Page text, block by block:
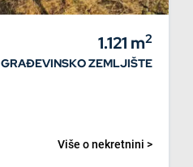
1.121 m2
GRAĐEVINSKO ZEMLJIŠTE
Više o nekretnini >